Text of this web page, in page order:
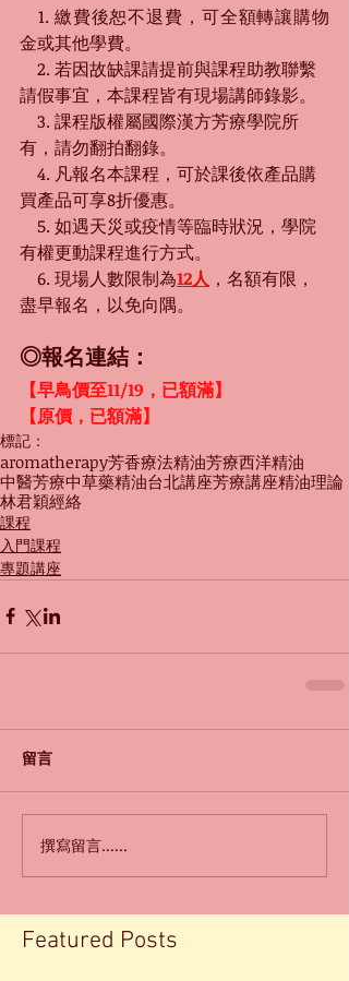
1. 繳費後恕不退費，可全額轉讓購物
金或其他學費。
2. 若因故缺課請提前與課程助教聯繫
請假事宜，本課程皆有現場講師錄影。
3. 課程版權屬國際漢方芳療學院所
有，請勿翻拍翻錄。
4. 凡報名本課程，可於課後依產品購
買產品可享8折優惠。
5. 如遇天災或疫情等臨時狀況，學院
有權更動課程進行方式。
6. 現場人數限制為12人 ，名額有限，
盡早報名，以免向隅。
◎報名連結：
【早鳥價至11/19，已額滿】
【原價 ，已額滿】
標記：
aromatherapy芳香療法精油芳療西洋精油
中醫芳療中草藥精油台北講座芳療講座精油理論
林君穎經絡
課程
入門課程
專題講座
留言
撰寫留言......
Featured Posts